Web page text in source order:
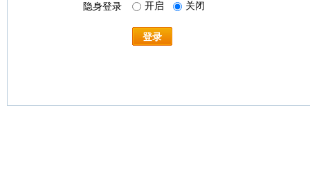
隐身登录 开启 关闭
登录